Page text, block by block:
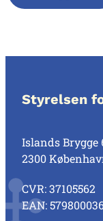
Styrelsen
Islands Brygge
2300
CVR: 37105562
EAN: